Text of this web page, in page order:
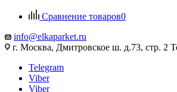
Сравнение товаров0
info@elkaparket.ru
г. Москва, Дмитровское ш. д.73, стр. 2
Telegram
Viber
Viber